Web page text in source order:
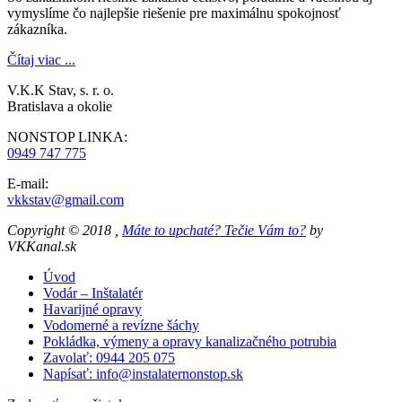
vymyslíme čo najlepšie riešenie pre maximálnu spokojnosť
zákazníka.
Čítaj viac ...
V.K.K Stav, s. r. o.
Bratislava a okolie
NONSTOP LINKA:
0949 747 775
E-mail:
vkkstav@gmail.com
Copyright © 2018 , Máte to upchaté? Tečie Vám to? by
VKKanal.sk
Úvod
Vodár – Inštalatér
Havarijné opravy
Vodomerné a revízne šáchy
Pokládka, výmeny a opravy kanalizačného potrubia
Zavolať: 0944 205 075
Napísať: info@instalaternonstop.sk